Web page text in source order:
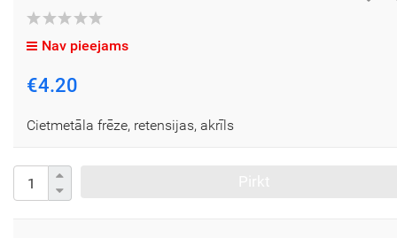
Nav pieejams
€4.20
Cietmetāla frēze, retensijas, akrīls